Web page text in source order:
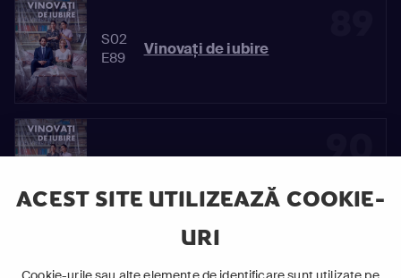
ACEST SITE UTILIZEAZĂ COOKIE-
URI
S02
E89
Vinovaţi de iubire
90
S02